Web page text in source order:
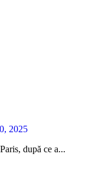
2025
după ce a...